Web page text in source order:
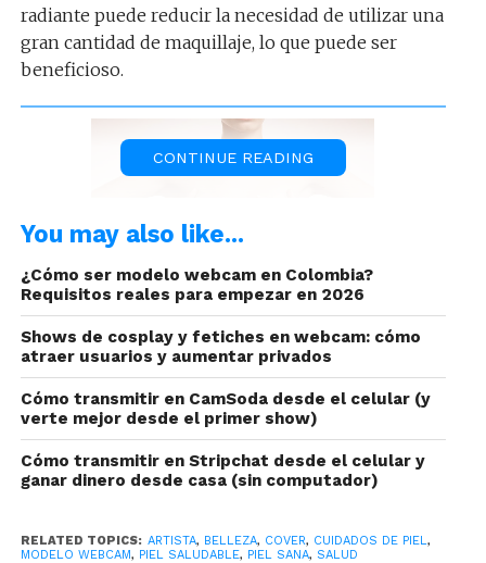
radiante puede reducir la necesidad de utilizar una
gran cantidad de maquillaje, lo que puede ser
beneficioso.
Tips para el cuidado de tus
senos ¡Mantente saludable!
CONTINUE READING
You may also like...
¿Cómo ser modelo webcam en Colombia?
Requisitos reales para empezar en 2026
Shows de cosplay y fetiches en webcam: cómo
atraer usuarios y aumentar privados
Cómo transmitir en CamSoda desde el celular (y
verte mejor desde el primer show)
Cómo transmitir en Stripchat desde el celular y
ganar dinero desde casa (sin computador)
RELATED TOPICS: ARTISTA, BELLEZA, COVER, CUIDADOS DE PIEL,
MODELO WEBCAM, PIEL SALUDABLE, PIEL SANA, SALUD